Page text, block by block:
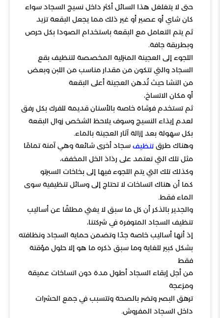
حتى لا يتغلغل هذا السائل أكثر داخل نسيج السجاد سواء
كان شاي أو عصير أو غير ذلك مما يجعل البقعة تزيد
ثم يتم التعامل مع البقعة باستخدام الصودا بكل حرص
وبطريقة جافة.
اللجوء إلى العجينة المنزلية المخصصة لتنظيف بقع
السجاد والتي تتكون من مقدار مناسب من اللبن وبعض
من النشا حيث تُدهن العجينة أعلى البقعة
أو مكان الاتساخ،
ثم تستخدم فرشاة خاصة بالأسنان قديمة للفرك بكل رفق
لعدم إيذاء النسيج وسوف يلاحظ الشخص زوال البقعة
بكل سهولة بعد إزالة آثار العجينة بالماء.
وهناك طرقتنظيف سجاد أخرى شائعة وهي آمنة تمامًا
مثل تلك التي تعتمد على رذاذ الخل المخفف،
وكذلك تلك التي يتم اللجوء فيها إلى بخاخات السبرتو
كما أن هناك اتساخات لا تحتاج إلى وسائل تنظيفية سوى
الماء فقط.
والجدير بالذكر أن كل ما سبق لا يغني مطلقًا عن أساليب
تنظيف السجاد المتوفرة في شركتنا،
إذ أنها أساليب خاصة جدًا وتضمن حماية السجاد ونظافته
بشكل كبير للغاية وما سبق ذكره ما هو إلا حلول مؤقتة
فقط
من أجل إبقاء السجاد أطول مدة دون اتساخات عميقة
ومزعجة
ترهق البصر وتضر بالصحة وتتسبب في جمع الحشرات
داخل السجاد المفروش.